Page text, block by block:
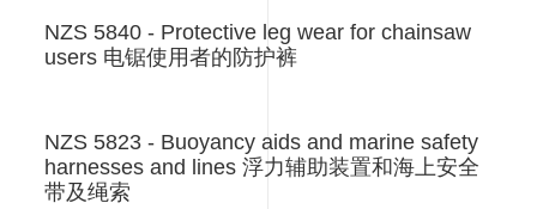
NZS 5840 - Protective leg wear for chainsaw
users 电锯使用者的防护裤
NZS 5823 - Buoyancy aids and marine safety
harnesses and lines 浮力辅助装置和海上安全
带及绳索